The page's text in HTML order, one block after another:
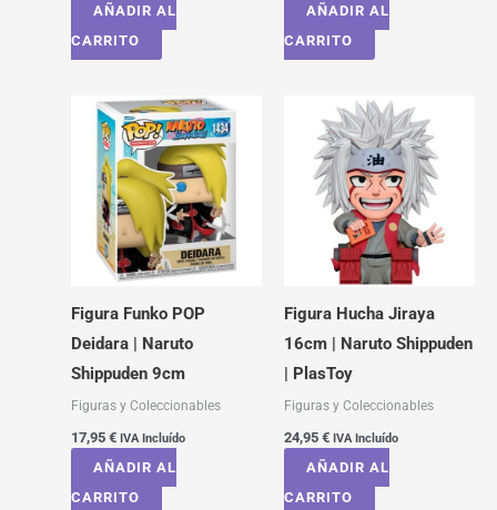
AÑADIR AL
CARRITO
AÑADIR AL
CARRITO
Figura Funko POP
Deidara | Naruto
Shippuden 9cm
Figuras y Coleccionables
17,95 € IVA Incluído
AÑADIR AL
CARRITO
Figura Hucha Jiraya
16cm | Naruto Shippuden
| PlasToy
Figuras y Coleccionables
24,95 € IVA Incluído
AÑADIR AL
CARRITO